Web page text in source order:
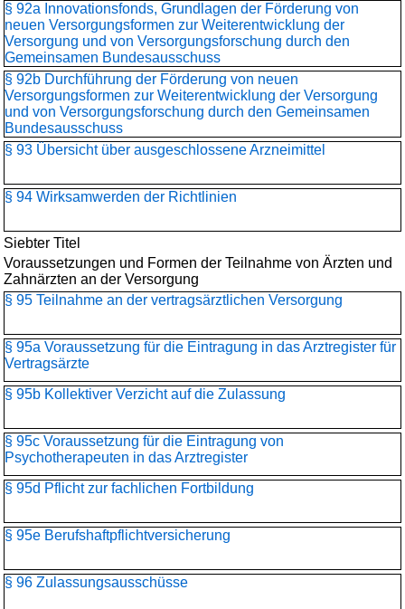
§ 92a Innovationsfonds, Grundlagen der Förderung von
neuen Versorgungsformen zur Weiterentwicklung der
Versorgung und von Versorgungsforschung durch den
Gemeinsamen Bundesausschuss
§ 92b Durchführung der Förderung von neuen
Versorgungsformen zur Weiterentwicklung der Versorgung
und von Versorgungsforschung durch den Gemeinsamen
Bundesausschuss
§ 93 Übersicht über ausgeschlossene Arzneimittel
§ 94 Wirksamwerden der Richtlinien
Siebter Titel
Voraussetzungen und Formen der Teilnahme von Ärzten und
Zahnärzten an der Versorgung
§ 95 Teilnahme an der vertragsärztlichen Versorgung
§ 95a Voraussetzung für die Eintragung in das Arztregister für
Vertragsärzte
§ 95b Kollektiver Verzicht auf die Zulassung
§ 95c Voraussetzung für die Eintragung von
Psychotherapeuten in das Arztregister
§ 95d Pflicht zur fachlichen Fortbildung
§ 95e Berufshaftpflichtversicherung
§ 96 Zulassungsausschüsse